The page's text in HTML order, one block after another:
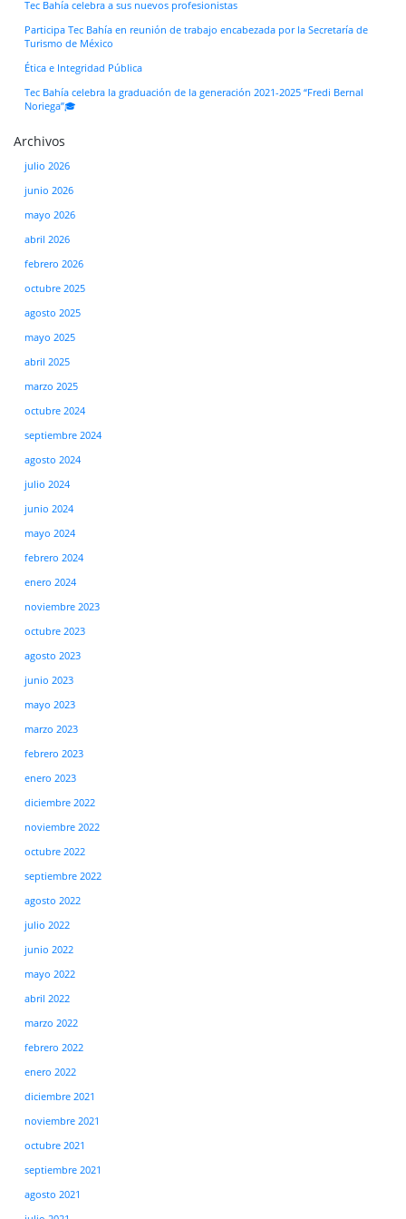
Tec Bahía celebra a sus nuevos profesionistas
Participa Tec Bahía en reunión de trabajo encabezada por la Secretaría de
Turismo de México
Ética e Integridad Pública
Tec Bahía celebra la graduación de la generación 2021-2025 “Fredi Bernal
Noriega”🎓
Archivos
julio 2026
junio 2026
mayo 2026
abril 2026
febrero 2026
octubre 2025
agosto 2025
mayo 2025
abril 2025
marzo 2025
octubre 2024
septiembre 2024
agosto 2024
julio 2024
junio 2024
mayo 2024
febrero 2024
enero 2024
noviembre 2023
octubre 2023
agosto 2023
junio 2023
mayo 2023
marzo 2023
febrero 2023
enero 2023
diciembre 2022
noviembre 2022
octubre 2022
septiembre 2022
agosto 2022
julio 2022
junio 2022
mayo 2022
abril 2022
marzo 2022
febrero 2022
enero 2022
diciembre 2021
noviembre 2021
octubre 2021
septiembre 2021
agosto 2021